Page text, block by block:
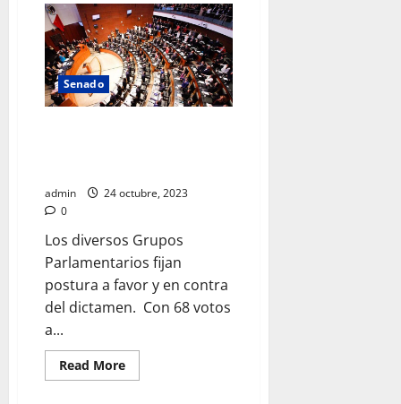
recibe
orden
de
TEPJF
para
seleccionar
a
candidatos
al
Senado
admin
24 octubre, 2023
0
Los diversos Grupos
Parlamentarios fijan
postura a favor y en contra
del dictamen. Con 68 votos
a...
Read MoreRead
more